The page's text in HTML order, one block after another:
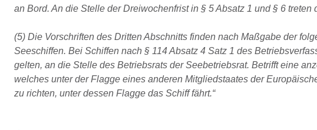
an Bord. An die Stelle der Dreiwochenfrist in § 5 Absatz 1 und § 6
(5) Die Vorschriften des Dritten Abschnitts finden nach Maßgabe der
Seeschiffen. Bei Schiffen nach § 114 Absatz 4 Satz 1 des
gelten, an die Stelle des Betriebsrats der Seebetriebsrat. Betrifft eine
welches unter der Flagge eines anderen Mitgliedstaates der
zu richten, unter dessen Flagge das Schiff fährt.“